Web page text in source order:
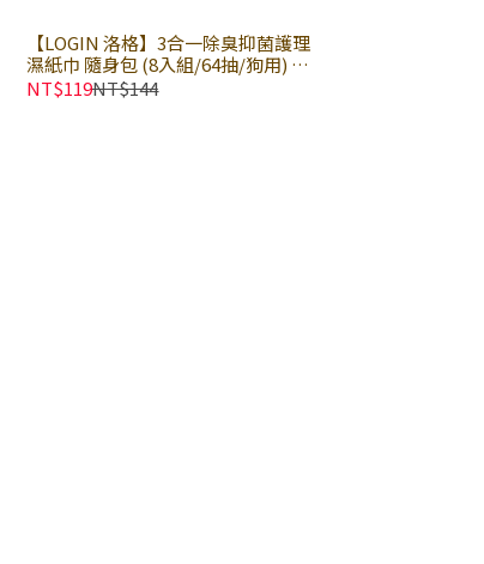
【LOGIN 洛格】3合一除臭抑菌護理
濕紙巾 隨身包 (8入組/64抽/狗用) ×
包｜寵物濕紙巾 狗用護理溼巾｜FSC
NT$119NT$144